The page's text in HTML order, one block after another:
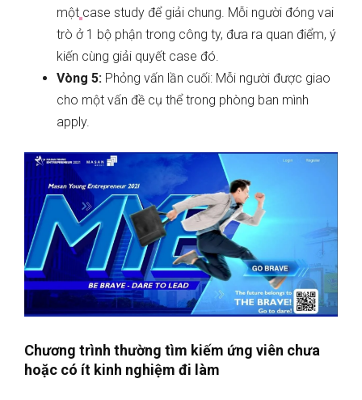
một case study để giải chung. Mỗi người đóng vai
trò ở 1 bộ phận trong công ty, đưa ra quan điểm, ý
kiến cùng giải quyết case đó.
Vòng 5: Phỏng vấn lần cuối: Mỗi người được giao
cho một vấn đề cụ thể trong phòng ban mình
apply.
Chương trình thường tìm kiếm ứng viên chưa
hoặc có ít kinh nghiệm đi làm